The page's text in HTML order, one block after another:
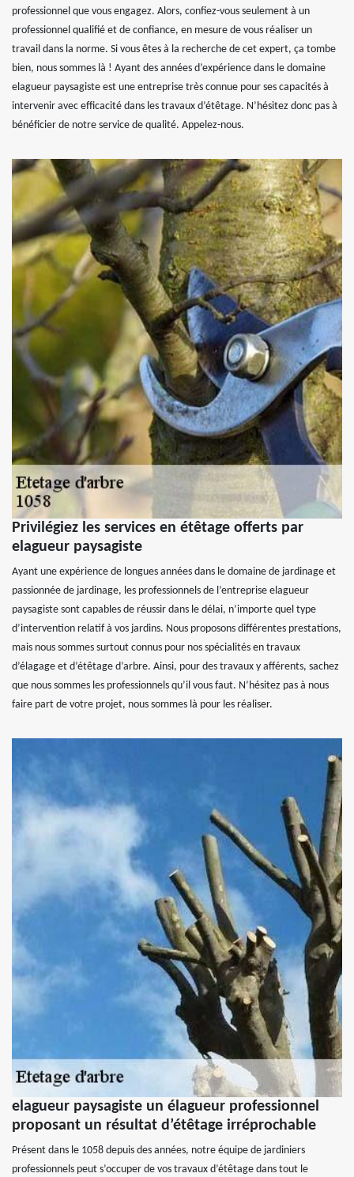
professionnel que vous engagez. Alors, confiez-vous seulement à un
professionnel qualifié et de confiance, en mesure de vous réaliser un
travail dans la norme. Si vous êtes à la recherche de cet expert, ça tombe
bien, nous sommes là ! Ayant des années d’expérience dans le domaine
elagueur paysagiste est une entreprise très connue pour ses capacités à
intervenir avec efficacité dans les travaux d’étêtage. N’hésitez donc pas à
bénéficier de notre service de qualité. Appelez-nous.
Privilégiez les services en étêtage offerts par
elagueur paysagiste
Ayant une expérience de longues années dans le domaine de jardinage et
passionnée de jardinage, les professionnels de l’entreprise elagueur
paysagiste sont capables de réussir dans le délai, n’importe quel type
d’intervention relatif à vos jardins. Nous proposons différentes prestations,
mais nous sommes surtout connus pour nos spécialités en travaux
d’élagage et d’étêtage d’arbre. Ainsi, pour des travaux y afférents, sachez
que nous sommes les professionnels qu’il vous faut. N’hésitez pas à nous
faire part de votre projet, nous sommes là pour les réaliser.
elagueur paysagiste un élagueur professionnel
proposant un résultat d’étêtage irréprochable
Présent dans le 1058 depuis des années, notre équipe de jardiniers
professionnels peut s’occuper de vos travaux d’étêtage dans tout le